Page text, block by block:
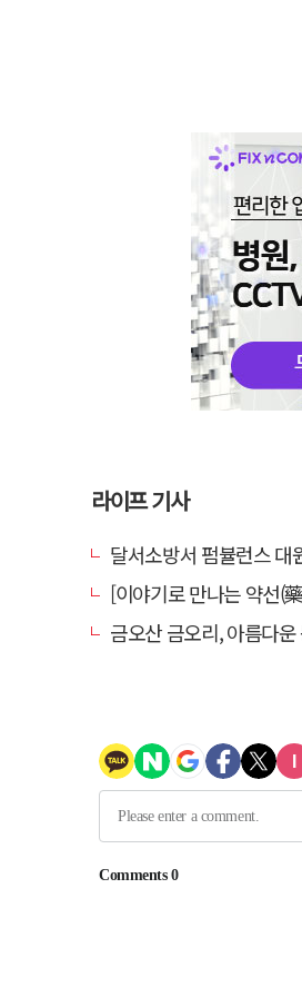
라이프 기사
달서소방서 펌뷸런스 대원
[이야기로 만나는 약선(
금오산 금오리, 아름다